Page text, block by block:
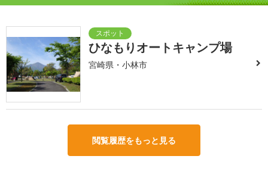
ひなもりオートキャンプ場
宮崎県・小林市
閲覧履歴をもっと見る